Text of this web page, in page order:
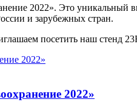
2022». Это
и зарубежных стран.
посетить наш стенд
2022»